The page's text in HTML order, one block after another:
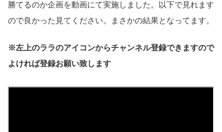
勝てるのか企画を動画にて実施しました。以下で見れます
ので良かった見てください。まさかの結果となってます。
※左上のララのアイコンからチャンネル登録できますので
よければ登録お願い致します